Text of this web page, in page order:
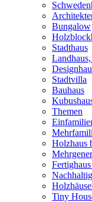
Bungalow
Stadthaus
Stadtvilla
Bauhaus
Themen
Holzhaus
Tiny